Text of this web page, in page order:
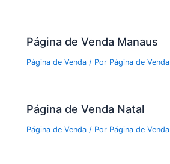
Página de Venda Manaus
Página de Venda / Por Página de Venda
Página de Venda Natal
Página de Venda / Por Página de Venda